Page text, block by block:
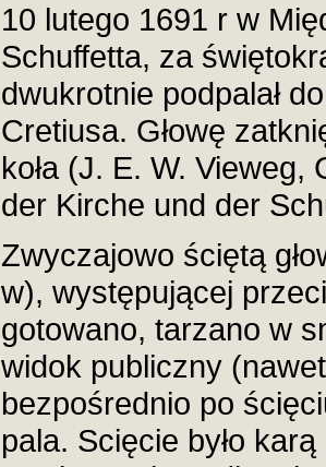
10 lutego 1691 r w
Schuffetta, za
dwukrotnie podpalał
Cretiusa. Głowę
koła (J. E. W.
der Kirche und der
Zwyczajowo ściętą
w), występującej
gotowano, tarzano w
widok publiczny
bezpośrednio po
pala. Scięcie było